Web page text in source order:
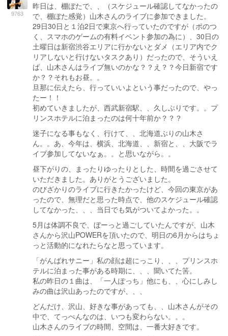
9763
昨日は、棚ぼたで、、（スケジュール確認してなかったの
で、棚ぼた感覚）山木さんのライブに参加できました。
29日30日と１泊2日で東京へ行っていたのですが（ポのつ
く、スマホのゲームの有料イベント参加の為に）、30日の
土曜日は新宿渋谷エリアに行かないとダメ（エリア内でク
リアしないと行けないタスクあり）だったので、そういえ
ば、山木さんはライブ無いのかな？？え？？今日新宿です
か？？それもお昼。。
旦那に伝えたら、行っていいよという事だったので、やっ
たー！！
初めていきましたが、西武新宿駅、、久しぶりです。。プ
リンスホテルに泊まったのは何十年前か？？？
迷子になる事もなく、行けて、、北海道ぶりの山木さ
ん。。あ、今年は、横浜、北海道、、新宿と、、大阪でラ
イブ参加してないなぁ。。と思いながら。。
昼下がりの、まったりゆったりとした、時間を過ごさせて
いただきました。ありがとうございました。
のびざかりのライブに行きたかったけど、今回の東京があ
ったので、無理だと思った時点で、他のスケジュール確認
してなかった、、、当日でも気がついてよかった。。
5月は体調不良で、ぼーっと過ごしていたんですが、山木
さんから沢山POWERを頂いたので、明日の6月からはちょ
っと活動的になれたらなと思っています。
「がんばれサニー」私の顔は超にっこり、、、プリンスホ
テルに泊まった事がある時期に、、、聞いてた筈。
私の昨日の１曲は、「一人ぽっち」他にも、、心にしみし
みの曲は沢山あったのですが、、、
どんだけ、沢山、好きな事があっても、、山木さんがその
中で、てっぺんなのは、いつも変わらない。。。
山木さんのライブの時間、空間は、一番大好きです。